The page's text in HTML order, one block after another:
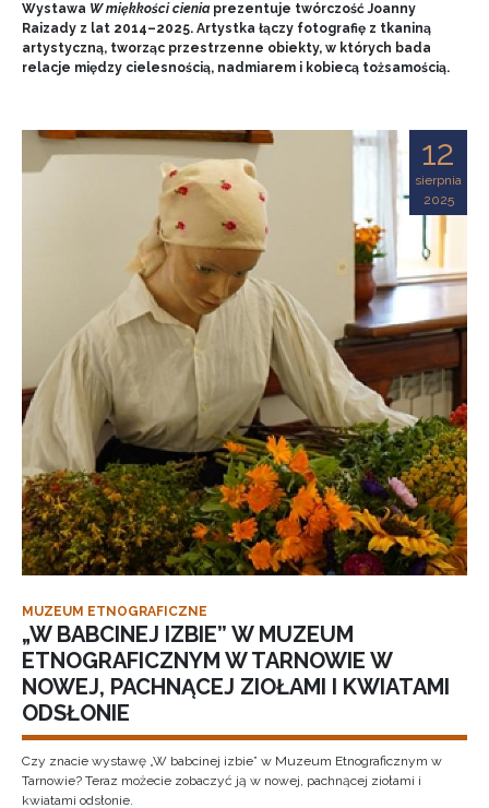
Wystawa W miękkości cieniaprezentuje twórczość Joanny
Raizady z lat 2014–2025. Artystka łączy fotografię z tkaniną
artystyczną, tworząc przestrzenne obiekty, w których bada
relacje między cielesnością, nadmiarem i kobiecą tożsamością.
12
sierpnia
2025
MUZEUM ETNOGRAFICZNE
„W BABCINEJ IZBIE” W MUZEUM
ETNOGRAFICZNYM W TARNOWIE W
NOWEJ, PACHNĄCEJ ZIOŁAMI I KWIATAMI
ODSŁONIE
Czy znacie wystawę „W babcinej izbie” w Muzeum Etnograficznym w
Tarnowie? Teraz możecie zobaczyć ją w nowej, pachnącej ziołami i
kwiatami odsłonie.